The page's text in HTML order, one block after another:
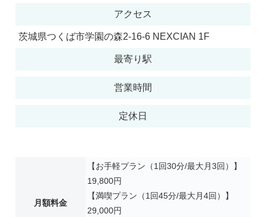
アクセス
茨城県つくば市学園の森2-16-6 NEXCIAN 1F
最寄り駅
営業時間
定休日
月額料金
【お手軽プラン（1回30分/最大月3回）】
19,800円
【満喫プラン（1回45分/最大月4回）】
29,000円